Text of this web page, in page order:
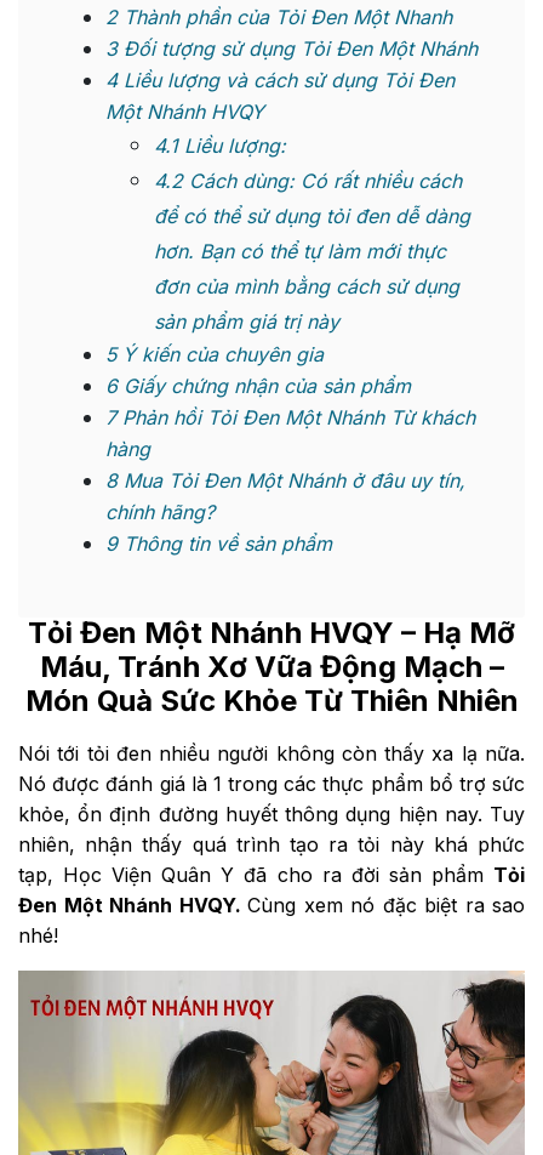
2Thành phần của Tỏi Đen Một Nhanh
3Đối tượng sử dụng Tỏi Đen Một Nhánh
4Liều lượng và cách sử dụng Tỏi Đen
Một Nhánh HVQY
4.1Liều lượng:
4.2Cách dùng: Có rất nhiều cách
để có thể sử dụng tỏi đen dễ dàng
hơn. Bạn có thể tự làm mới thực
đơn của mình bằng cách sử dụng
sản phẩm giá trị này
5Ý kiến của chuyên gia
6Giấy chứng nhận của sản phẩm
7Phản hồi Tỏi Đen Một Nhánh Từ khách
hàng
8Mua Tỏi Đen Một Nhánh ở đâu uy tín,
chính hãng?
9Thông tin về sản phẩm
Tỏi Đen Một Nhánh HVQY – Hạ Mỡ
Máu, Tránh Xơ Vữa Động Mạch –
Món Quà Sức Khỏe Từ Thiên Nhiên
Nói tới tỏi đen nhiều người không còn thấy xa lạ nữa.
Nó được đánh giá là 1 trong các thực phẩm bổ trợ sức
khỏe, ổn định đường huyết thông dụng hiện nay. Tuy
nhiên, nhận thấy quá trình tạo ra tỏi này khá phức
tạp, Học Viện Quân Y đã cho ra đời sản phẩm Tỏi
Đen Một Nhánh HVQY. Cùng xem nó đặc biệt ra sao
nhé!